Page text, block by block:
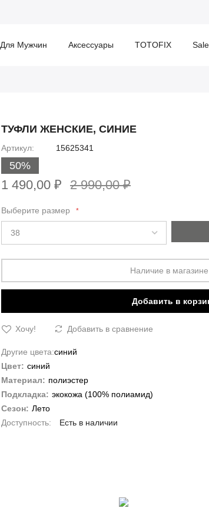
Для Мужчин Аксессуары TOTOFIX Sale
ТУФЛИ ЖЕНСКИЕ, СИНИЕ
Артикул 15625341
50%
1 490,00 ₽ 2 990,00 ₽
Выберите размер
Наличие в магазине
Добавить в
Хочу! Добавить в сравнение
Другие цвета:синий
Цвет: синий
Материал: полиэстер
Подкладка: экокожа (100% полиамид)
Сезон: Лето
Есть в наличии